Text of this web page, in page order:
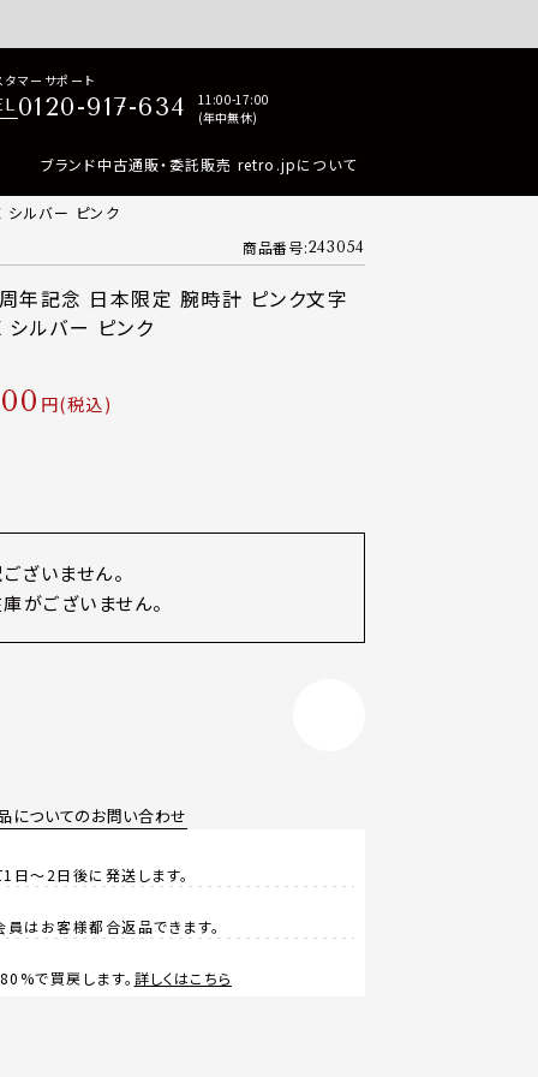
べて正規品保証・返品可能（返品NG記載品を除く）
タマーサポート
0120-917-634
11:00-17:00
(年中無休)
ブランド中古通販・委託販売 retro.jpについて
ルバー ピンク
商品番号 243054
年記念 日本限定 腕時計 ピンク文字
ルバー ピンク
税込
ざいません。
がございません。
についてのお問い合わせ
日～2日後に発送します。
員はお客様都合返品できます。
で買戻します。 詳しくはこちら